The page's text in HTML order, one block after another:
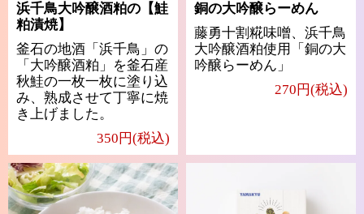
浜千鳥大吟醸酒粕の【鮭
粕漬焼】
釜石の地酒「浜千鳥」の
「大吟醸酒粕」を釜石産
秋鮭の一枚一枚に塗り込
み、熟成させて丁寧に焼
き上げました。
350円(税込)
銅の大吟醸らーめん
藤勇十割糀味噌、浜千鳥
大吟醸酒粕使用「銅の大
吟醸らーめん」
270円(税込)